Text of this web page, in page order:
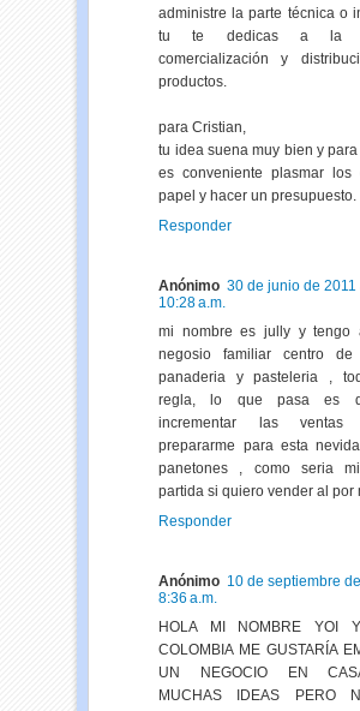
administre la parte técnica o
tu te dedicas a la
comercialización y
productos.
para Cristian,
tu idea suena muy bien y
es conveniente plasmar los
papel y hacer un presupuesto.
Responder
Anónimo 30 de junio de 2011
10:28 a.m.
mi nombre es jully y tengo
negosio familiar centro
panaderia y pasteleria ,
regla, lo que pasa es
incrementar las
prepararme para esta
panetones , como seria
partida si quiero vender al por
Responder
Anónimo 10 de septiembre
8:36 a.m.
HOLA MI NOMBRE YOI
COLOMBIA ME GUSTARÍA
UN NEGOCIO EN
MUCHAS IDEAS PERO